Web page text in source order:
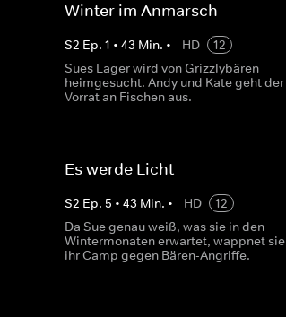
Winter im Anmarsch
S2 Ep. 1 • 43 Min. • HD
12
Sues Lager wird von Grizzlybären
heimgesucht. Andy und Kate geht der
Vorrat an Fischen aus.
Es werde Licht
S2 Ep. 5 • 43 Min. • HD
12
Da Sue genau weiß, was sie in den
Wintermonaten erwartet, wappnet sie
ihr Camp gegen Bären-Angriffe.